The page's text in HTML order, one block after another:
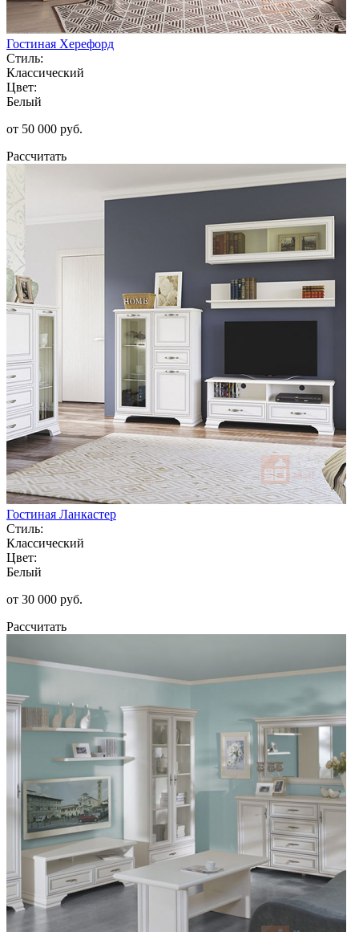
Гостиная Херефорд
Стиль:
Классический
Цвет:
Белый
от 50 000 руб.
Рассчитать
Гостиная Ланкастер
Стиль:
Классический
Цвет:
Белый
от 30 000 руб.
Рассчитать